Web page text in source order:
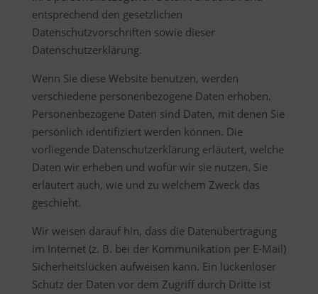
entsprechend den gesetzlichen
Datenschutzvorschriften sowie dieser
Datenschutzerklärung.
Wenn Sie diese Website benutzen, werden
verschiedene personenbezogene Daten erhoben.
Personenbezogene Daten sind Daten, mit denen Sie
persönlich identifiziert werden können. Die
vorliegende Datenschutzerklärung erläutert, welche
Daten wir erheben und wofür wir sie nutzen. Sie
erläutert auch, wie und zu welchem Zweck das
geschieht.
Wir weisen darauf hin, dass die Datenübertragung
im Internet (z. B. bei der Kommunikation per E-Mail)
Sicherheitslücken aufweisen kann. Ein lückenloser
Schutz der Daten vor dem Zugriff durch Dritte ist